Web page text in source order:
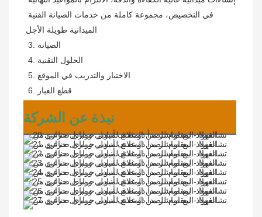
الميدانية طويلة الأجل
3. الصيانة
4. الحلول التقنية
5. الاختبار والتدريب في الموقع
6. قطع الغيار
نبذة عن الشركة